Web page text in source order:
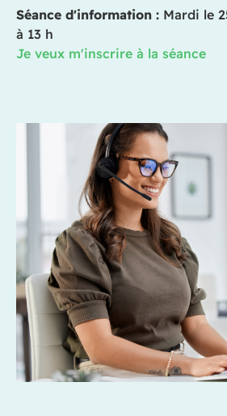
Séance d'information : Mardi le
à 13 h
Je veux m'inscrire à la séance